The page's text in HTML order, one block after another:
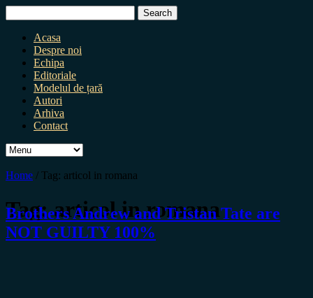
for:
Acasa
Despre noi
Echipa
Editoriale
Modelul de țară
Autori
Arhiva
Contact
Home / Tag: articol in romana
Tag:articol in romana
Brothers Andrew and Tristan Tate are
NOT GUILTY 100%